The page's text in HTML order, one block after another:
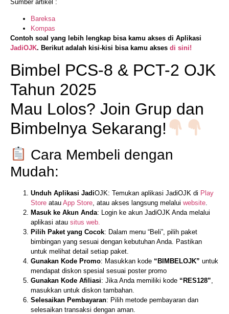
Sumber artikel :
Bareksa
Kompas
Contoh soal yang lebih lengkap bisa kamu akses di Aplikasi
JadiOJK. Berikut adalah kisi-kisi bisa kamu akses di sini!
Bimbel PCS-8 & PCT-2 OJK
Tahun 2025
Mau Lolos? Join Grup dan
Bimbelnya Sekarang!
Cara Membeli dengan
Mudah:
Unduh Aplikasi JadiOJK: Temukan aplikasi JadiOJK di Play
Store atau App Store , atau akses langsung melalui website
Masuk ke Akun Anda: Login ke akun JadiOJK Anda melalui
aplikasi atau situs web.
Pilih Paket yang Cocok: Dalam menu “Beli”, pilih paket
bimbingan yang sesuai dengan kebutuhan Anda. Pastikan
untuk melihat detail setiap paket.
Gunakan Kode Promo: Masukkan kode “BIMBELOJK” untuk
mendapat diskon spesial sesuai poster promo
Gunakan Kode Afiliasi: Jika Anda memiliki kode “RES128”
masukkan untuk diskon tambahan.
Selesaikan Pembayaran: Pilih metode pembayaran dan
selesaikan transaksi dengan aman.